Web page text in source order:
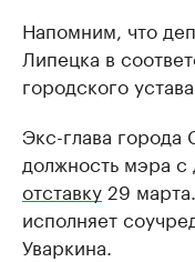
Делитесь
Управляйте страницей
Напомним, что
Липецка в
городского
Экс-глава
должность мэра с
отставку 29
исполняет
Уваркина.